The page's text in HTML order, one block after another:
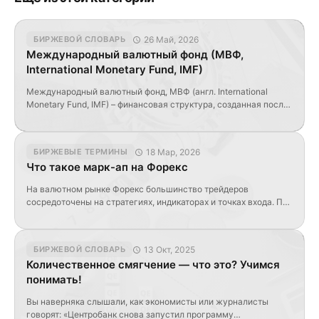
БИРЖЕВОЙ СЛОВАРЬ 26 Май, 2026
Международный валютный фонд (МВФ,
International Monetary Fund, IMF)
Международный валютный фонд, МВФ (англ. International
Monetary Fund, IMF) – финансовая структура, созданная после
экономического и торгового сотрудничества стран, а также
стабилизации платежного баланса участников в случае
организация, в которую входят большинство государств […]
БИРЖЕВЫЕ ТЕРМИНЫ 18 Мар, 2026
Что такое марк-ап на Форекс
На валютном рынке Форекс большинство трейдеров
сосредоточены на стратегиях, индикаторах и точках входа. При
итоговую прибыль. Разберёмся, что это такое на примере. Что
такое маркап Марк-ап — это наценка, которую брокер
добавляет к […]
БИРЖЕВОЙ СЛОВАРЬ 13 Окт, 2025
Количественное смягчение — что это? Учимся
понимать!
Вы наверняка слышали, как экономисты или журналисты
говорят: «Центробанк снова запустил программу